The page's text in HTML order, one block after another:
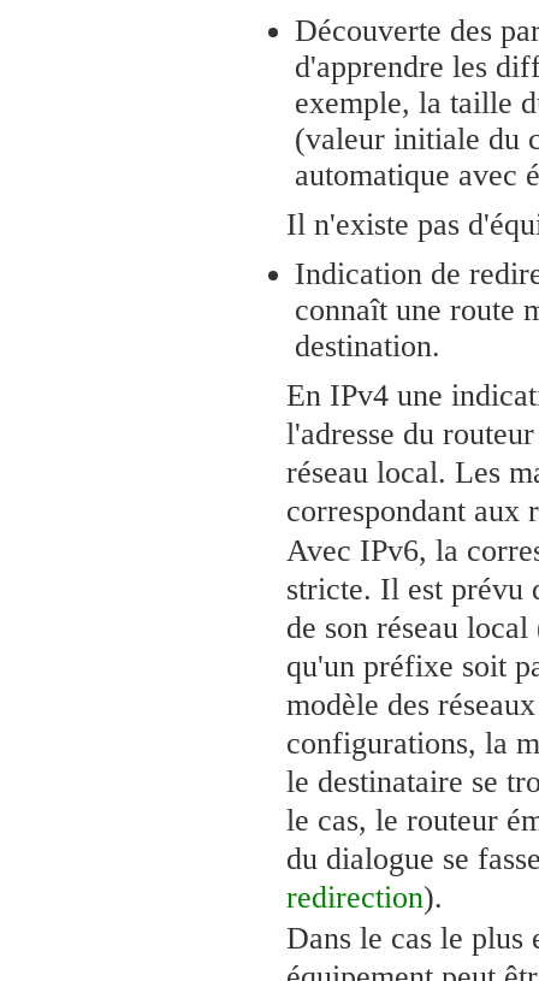
Découverte des
d'apprendre les
exemple, la taille
(valeur initiale du
automatique avec
Il n'existe pas
Indication de
connaît une route
destination.
En IPv4 une
l'adresse du
réseau local. Les
correspondant aux
Avec IPv6, la
stricte. Il est prévu
de son réseau
qu'un préfixe soit
modèle des
configurations, la
le destinataire se
le cas, le routeur
du dialogue se
redirection).
Dans le cas le plus